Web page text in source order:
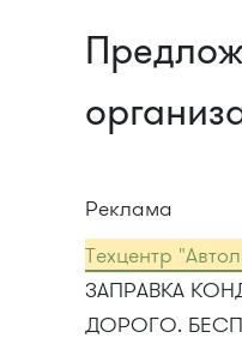
Реклама
Техцентр
ЗАПРАВКА
ДОРОГО.